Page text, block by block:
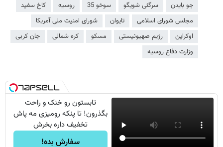
جو بایدن
سرگئی شویگو سوخو 35 روسیه
کاخ سفید
مجلس شورای اسلامی
تایوان
شورای امنیت ملی آمریکا
اوکراین
رژیم صهیونیستی مسکو کره شمالی
جان کربی
وزارت دفاع روسیه
تابستون رو خنک و راحت
بگذرون! تا پنکه رومیزی مه پاش
تخفیف داره بخرش
سفارش بده!